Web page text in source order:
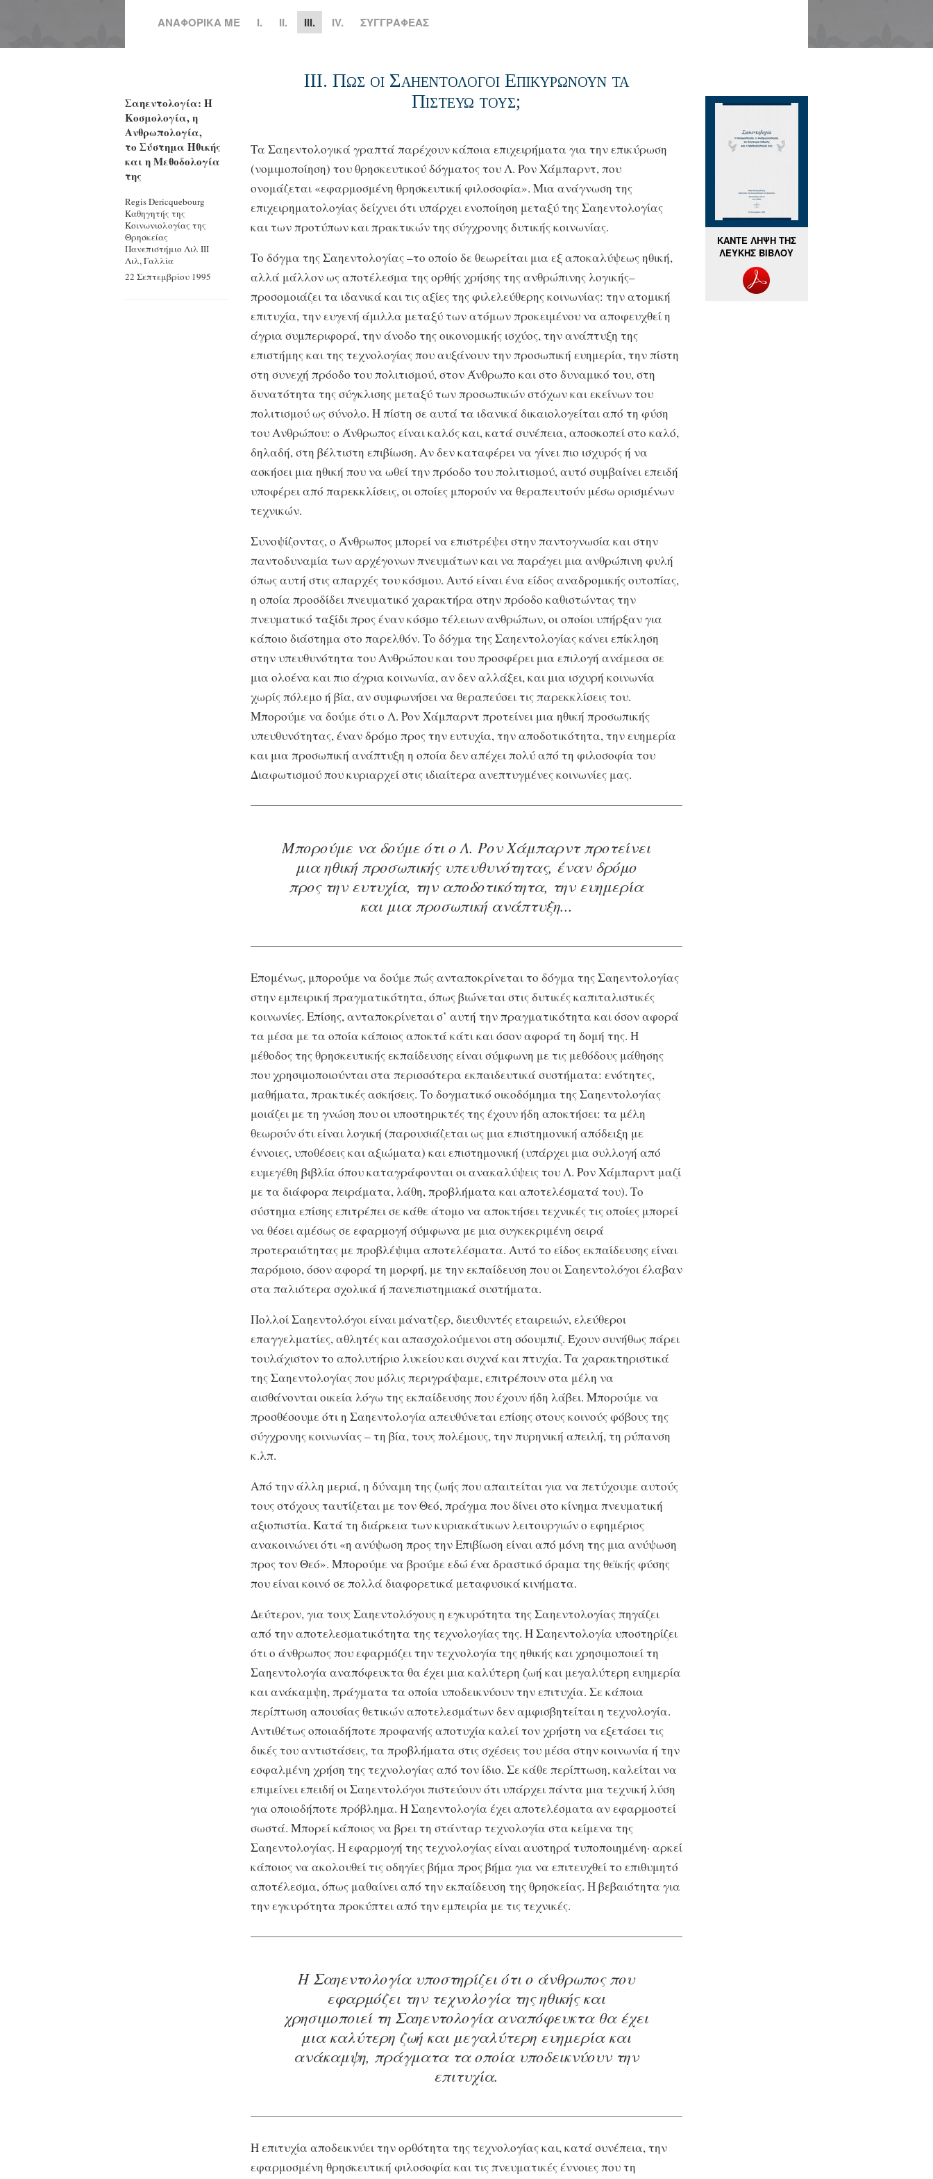
ΑΝΑΦΟΡΙΚΑ ΜΕ Ι. II. III. IV. ΣΥΓΓΡΑΦΕΑΣ
Σαηεντολογία: Η
Κοσμολογία, η
Ανθρωπολογία,
το Σύστημα Ηθικής
και η Μεθοδολογία
της
Regis Dericquebourg
Καθηγητής της
Κοινωνιολογίας της
Θρησκείας
Πανεπιστήμιο Λιλ ΙΙΙ
Λιλ, Γαλλία
22 Σεπτεμβρίου 1995
III. Πως οι Σαηεντολογοι Επικυρωνουν τα
Πιστευω τους;
Τα Σαηεντολογικά γραπτά παρέχουν κάποια επιχειρήματα για την επικύρωση
(νομιμοποίηση) του θρησκευτικού δόγματος του Λ. Ρον Χάμπαρντ, που
ονομάζεται «εφαρμοσμένη θρησκευτική φιλοσοφία». Μια ανάγνωση της
επιχειρηματολογίας δείχνει ότι υπάρχει ενοποίηση μεταξύ της Σαηεντολογίας
και των προτύπων και πρακτικών της σύγχρονης δυτικής κοινωνίας.
Το δόγμα της Σαηεντολογίας –το οποίο δε θεωρείται μια εξ αποκαλύψεως ηθική,
αλλά μάλλον ως αποτέλεσμα της ορθής χρήσης της ανθρώπινης λογικής–
προσομοιάζει τα ιδανικά και τις αξίες της φιλελεύθερης κοινωνίας: την ατομική
επιτυχία, την ευγενή άμιλλα μεταξύ των ατόμων προκειμένου να αποφευχθεί η
άγρια συμπεριφορά, την άνοδο της οικονομικής ισχύος, την ανάπτυξη της
επιστήμης και της τεχνολογίας που αυξάνουν την προσωπική ευημερία, την πίστη
στη συνεχή πρόοδο του πολιτισμού, στον Άνθρωπο και στο δυναμικό του, στη
δυνατότητα της σύγκλισης μεταξύ των προσωπικών στόχων και εκείνων του
πολιτισμού ως σύνολο. Η πίστη σε αυτά τα ιδανικά δικαιολογείται από τη φύση
του Ανθρώπου: ο Άνθρωπος είναι καλός και, κατά συνέπεια, αποσκοπεί στο καλό,
δηλαδή, στη βέλτιστη επιβίωση. Αν δεν καταφέρει να γίνει πιο ισχυρός ή να
ασκήσει μια ηθική που να ωθεί την πρόοδο του πολιτισμού, αυτό συμβαίνει επειδή
υποφέρει από παρεκκλίσεις, οι οποίες μπορούν να θεραπευτούν μέσω ορισμένων
τεχνικών.
Συνοψίζοντας, ο Άνθρωπος μπορεί να επιστρέψει στην παντογνωσία και στην
παντοδυναμία των αρχέγονων πνευμάτων και να παράγει μια ανθρώπινη φυλή
όπως αυτή στις απαρχές του κόσμου. Αυτό είναι ένα είδος αναδρομικής ουτοπίας,
η οποία προσδίδει πνευματικό χαρακτήρα στην πρόοδο καθιστώντας την
πνευματικό ταξίδι προς έναν κόσμο τέλειων ανθρώπων, οι οποίοι υπήρξαν για
κάποιο διάστημα στο παρελθόν. Το δόγμα της Σαηεντολογίας κάνει επίκληση
στην υπευθυνότητα του Ανθρώπου και του προσφέρει μια επιλογή ανάμεσα σε
μια ολοένα και πιο άγρια κοινωνία, αν δεν αλλάξει, και μια ισχυρή κοινωνία
χωρίς πόλεμο ή βία, αν συμφωνήσει να θεραπεύσει τις παρεκκλίσεις του.
Μπορούμε να δούμε ότι ο Λ. Ρον Χάμπαρντ προτείνει μια ηθική προσωπικής
υπευθυνότητας, έναν δρόμο προς την ευτυχία, την αποδοτικότητα, την ευημερία
και μια προσωπική ανάπτυξη η οποία δεν απέχει πολύ από τη φιλοσοφία του
Διαφωτισμού που κυριαρχεί στις ιδιαίτερα ανεπτυγμένες κοινωνίες μας.
Μπορούμε να δούμε ότι ο Λ. Ρον Χάμπαρντ προτείνει
μια ηθική προσωπικής υπευθυνότητας, έναν δρόμο
προς την ευτυχία, την αποδοτικότητα, την ευημερία
και μια προσωπική ανάπτυξη...
Επομένως, μπορούμε να δούμε πώς ανταποκρίνεται το δόγμα της Σαηεντολογίας
στην εμπειρική πραγματικότητα, όπως βιώνεται στις δυτικές καπιταλιστικές
κοινωνίες. Επίσης, ανταποκρίνεται σ’ αυτή την πραγματικότητα και όσον αφορά
τα μέσα με τα οποία κάποιος αποκτά κάτι και όσον αφορά τη δομή της. Η
μέθοδος της θρησκευτικής εκπαίδευσης είναι σύμφωνη με τις μεθόδους μάθησης
που χρησιμοποιούνται στα περισσότερα εκπαιδευτικά συστήματα: ενότητες,
μαθήματα, πρακτικές ασκήσεις. Το δογματικό οικοδόμημα της Σαηεντολογίας
μοιάζει με τη γνώση που οι υποστηρικτές της έχουν ήδη αποκτήσει: τα μέλη
θεωρούν ότι είναι λογική (παρουσιάζεται ως μια επιστημονική απόδειξη με
έννοιες, υποθέσεις και αξιώματα) και επιστημονική (υπάρχει μια συλλογή από
ευμεγέθη βιβλία όπου καταγράφονται οι ανακαλύψεις του Λ. Ρον Χάμπαρντ μαζί
με τα διάφορα πειράματα, λάθη, προβλήματα και αποτελέσματά του). Το
σύστημα επίσης επιτρέπει σε κάθε άτομο να αποκτήσει τεχνικές τις οποίες μπορεί
να θέσει αμέσως σε εφαρμογή σύμφωνα με μια συγκεκριμένη σειρά
προτεραιότητας με προβλέψιμα αποτελέσματα. Αυτό το είδος εκπαίδευσης είναι
παρόμοιο, όσον αφορά τη μορφή, με την εκπαίδευση που οι Σαηεντολόγοι έλαβαν
στα παλιότερα σχολικά ή πανεπιστημιακά συστήματα.
Πολλοί Σαηεντολόγοι είναι μάνατζερ, διευθυντές εταιρειών, ελεύθεροι
επαγγελματίες, αθλητές και απασχολούμενοι στη σόουμπιζ. Έχουν συνήθως πάρει
τουλάχιστον το απολυτήριο λυκείου και συχνά και πτυχία. Τα χαρακτηριστικά
της Σαηεντολογίας που μόλις περιγράψαμε, επιτρέπουν στα μέλη να
αισθάνονται οικεία λόγω της εκπαίδευσης που έχουν ήδη λάβει. Μπορούμε να
προσθέσουμε ότι η Σαηεντολογία απευθύνεται επίσης στους κοινούς φόβους της
σύγχρονης κοινωνίας – τη βία, τους πολέμους, την πυρηνική απειλή, τη ρύπανση
κ.λπ.
Από την άλλη μεριά, η δύναμη της ζωής που απαιτείται για να πετύχουμε αυτούς
τους στόχους ταυτίζεται με τον Θεό, πράγμα που δίνει στο κίνημα πνευματική
αξιοπιστία. Κατά τη διάρκεια των κυριακάτικων λειτουργιών ο εφημέριος
ανακοινώνει ότι «η ανύψωση προς την Επιβίωση είναι από μόνη της μια ανύψωση
προς τον Θεό». Μπορούμε να βρούμε εδώ ένα δραστικό όραμα της θεϊκής φύσης
που είναι κοινό σε πολλά διαφορετικά μεταφυσικά κινήματα.
Δεύτερον, για τους Σαηεντολόγους η εγκυρότητα της Σαηεντολογίας πηγάζει
από την αποτελεσματικότητα της τεχνολογίας της. Η Σαηεντολογία υποστηρίζει
ότι ο άνθρωπος που εφαρμόζει την τεχνολογία της ηθικής και χρησιμοποιεί τη
Σαηεντολογία αναπόφευκτα θα έχει μια καλύτερη ζωή και μεγαλύτερη ευημερία
και ανάκαμψη, πράγματα τα οποία υποδεικνύουν την επιτυχία. Σε κάποια
περίπτωση απουσίας θετικών αποτελεσμάτων δεν αμφισβητείται η τεχνολογία.
Αντιθέτως οποιαδήποτε προφανής αποτυχία καλεί τον χρήστη να εξετάσει τις
δικές του αντιστάσεις, τα προβλήματα στις σχέσεις του μέσα στην κοινωνία ή την
εσφαλμένη χρήση της τεχνολογίας από τον ίδιο. Σε κάθε περίπτωση, καλείται να
επιμείνει επειδή οι Σαηεντολόγοι πιστεύουν ότι υπάρχει πάντα μια τεχνική λύση
για οποιοδήποτε πρόβλημα. Η Σαηεντολογία έχει αποτελέσματα αν εφαρμοστεί
σωστά. Μπορεί κάποιος να βρει τη στάνταρ τεχνολογία στα κείμενα της
Σαηεντολογίας. Η εφαρμογή της τεχνολογίας είναι αυστηρά τυποποιημένη· αρκεί
κάποιος να ακολουθεί τις οδηγίες βήμα προς βήμα για να επιτευχθεί το επιθυμητό
αποτέλεσμα, όπως μαθαίνει από την εκπαίδευση της θρησκείας. Η βεβαιότητα για
την εγκυρότητα προκύπτει από την εμπειρία με τις τεχνικές.
Η Σαηεντολογία υποστηρίζει ότι ο άνθρωπος που
εφαρμόζει την τεχνολογία της ηθικής και
χρησιμοποιεί τη Σαηεντολογία αναπόφευκτα θα έχει
μια καλύτερη ζωή και μεγαλύτερη ευημερία και
ανάκαμψη, πράγματα τα οποία υποδεικνύουν την
επιτυχία.
Η επιτυχία αποδεικνύει την ορθότητα της τεχνολογίας και, κατά συνέπεια, την
εφαρμοσμένη θρησκευτική φιλοσοφία και τις πνευματικές έννοιες που τη
ΚΑΝΤΕ ΛΗΨΗ ΤΗΣ
ΛΕΥΚΗΣ ΒΙΒΛΟΥ